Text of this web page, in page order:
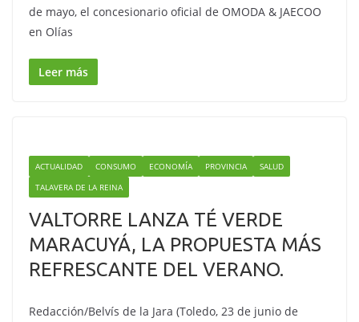
de mayo, el concesionario oficial de OMODA & JAECOO
en Olías
Leer más
ACTUALIDAD CONSUMO ECONOMÍA PROVINCIA
SALUD
TALAVERA DE LA REINA
VALTORRE LANZA TÉ VERDE
MARACUYÁ, LA PROPUESTA MÁS
REFRESCANTE DEL VERANO.
Redacción/Belvís de la Jara (Toledo, 23 de junio de